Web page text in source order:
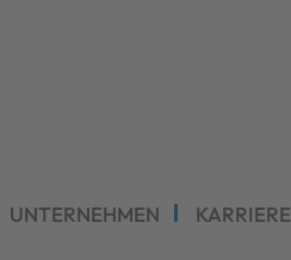
UNTERNEHMEN KARRIERE